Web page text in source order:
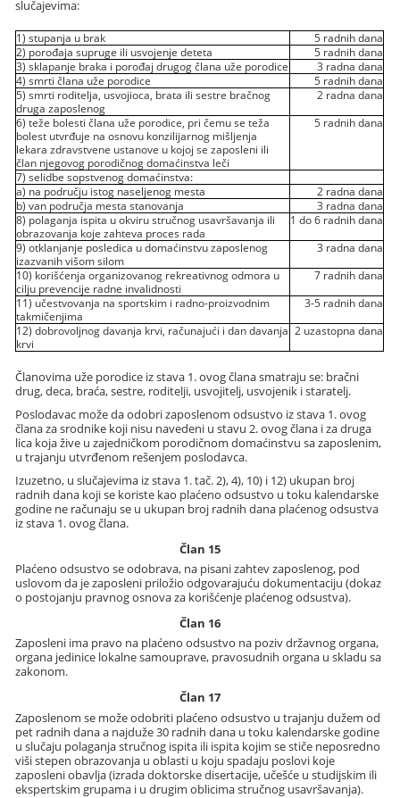
slučajevima:
1) stupanja u brak
5 radnih dana
2) porođaja supruge ili usvojenje deteta
5 radnih dana
3) sklapanje braka i porođaj drugog člana uže porodice
3 radna dana
4) smrti člana uže porodice
5 radnih dana
5) smrti roditelja, usvojioca, brata ili sestre bračnog
druga zaposlenog
2 radna dana
6) teže bolesti člana uže porodice, pri čemu se teža
bolest utvrđuje na osnovu konzilijarnog mišljenja
lekara zdravstvene ustanove u kojoj se zaposleni ili
član njegovog porodičnog domaćinstva leči
5 radnih dana
7) selidbe sopstvenog domaćinstva:
a) na području istog naseljenog mesta
2 radna dana
b) van područja mesta stanovanja
3 radna dana
8) polaganja ispita u okviru stručnog usavršavanja ili
obrazovanja koje zahteva proces rada
1 do 6 radnih dana
9) otklanjanje posledica u domaćinstvu zaposlenog
izazvanih višom silom
3 radna dana
10) korišćenja organizovanog rekreativnog odmora u
cilju prevencije radne invalidnosti
7 radnih dana
11) učestvovanja na sportskim i radno-proizvodnim
takmičenjima
3-5 radnih dana
12) dobrovoljnog davanja krvi, računajući i dan davanja
krvi
2 uzastopna dana
Članovima uže porodice iz stava 1. ovog člana smatraju se: bračni
drug, deca, braća, sestre, roditelji, usvojitelj, usvojenik i staratelj.
Poslodavac može da odobri zaposlenom odsustvo iz stava 1. ovog
člana za srodnike koji nisu navedeni u stavu 2. ovog člana i za druga
lica koja žive u zajedničkom porodičnom domaćinstvu sa zaposlenim,
u trajanju utvrđenom rešenjem poslodavca.
Izuzetno, u slučajevima iz stava 1. tač. 2), 4), 10) i 12) ukupan broj
radnih dana koji se koriste kao plaćeno odsustvo u toku kalendarske
godine ne računaju se u ukupan broj radnih dana plaćenog odsustva
iz stava 1. ovog člana.
Član 15
Plaćeno odsustvo se odobrava, na pisani zahtev zaposlenog, pod
uslovom da je zaposleni priložio odgovarajuću dokumentaciju (dokaz
o postojanju pravnog osnova za korišćenje plaćenog odsustva).
Član 16
Zaposleni ima pravo na plaćeno odsustvo na poziv državnog organa,
organa jedinice lokalne samouprave, pravosudnih organa u skladu sa
zakonom.
Član 17
Zaposlenom se može odobriti plaćeno odsustvo u trajanju dužem od
pet radnih dana a najduže 30 radnih dana u toku kalendarske godine
u slučaju polaganja stručnog ispita ili ispita kojim se stiče neposredno
viši stepen obrazovanja u oblasti u koju spadaju poslovi koje
zaposleni obavlja (izrada doktorske disertacije, učešće u studijskim ili
ekspertskim grupama i u drugim oblicima stručnog usavršavanja).